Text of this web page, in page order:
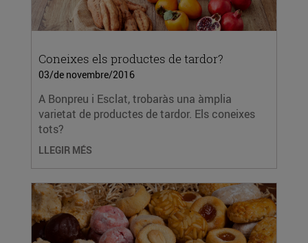
Coneixes els productes de tardor?
03/de novembre/2016
A Bonpreu i Esclat, trobaràs una àmplia
varietat de productes de tardor. Els coneixes
tots?
LLEGIR MÉS